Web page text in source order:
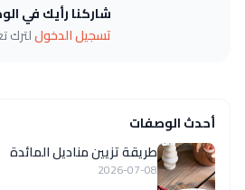
شاركنا رأيك في
تسجيل الدخوللترك
أحدث الوصفات
طريقة تزيين مناديل المائدة
2026-07-08